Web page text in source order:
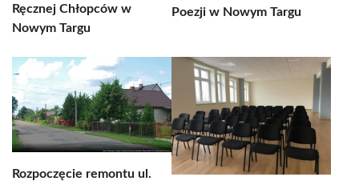
Ręcznej Chłopców w
Nowym Targu
Poezji w Nowym Targu
Rozpoczęcie remontu ul.